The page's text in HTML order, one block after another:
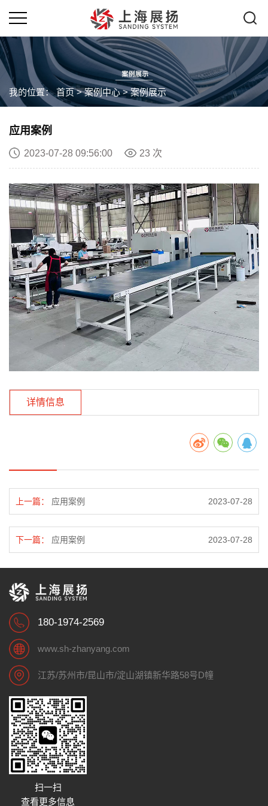
我的位置：首页>案例中心>案例展示
应用案例
2023-07-28 09:56:00 23 次
详情信息
上一篇： 应用案例 2023-07-28
下一篇： 应用案例 2023-07-28
180-1974-2569
www.sh-zhanyang.com
江苏/苏州市/昆山市/淀山湖镇新华路58号D幢
扫一扫
查看更多信息